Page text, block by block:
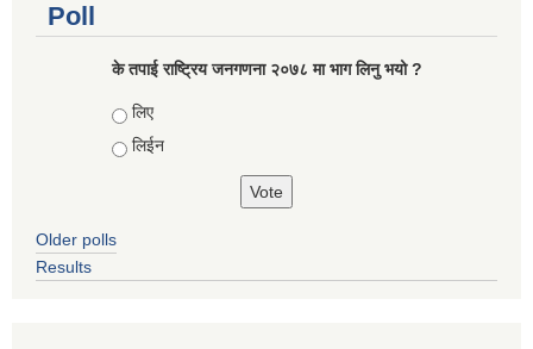
Poll
के तपाई राष्ट्रिय जनगणना २०७८ मा भाग लिनु भयो ?
Choices
लिए
लिईन
Older polls
Results